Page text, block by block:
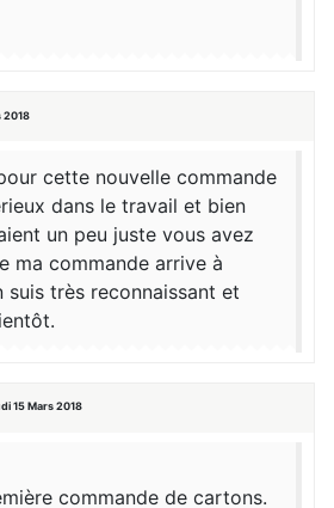
2018
cette nouvelle commande
dans le travail et bien
un peu juste vous avez
ma commande arrive à
suis très reconnaissant et
15 Mars 2018
commande de cartons.